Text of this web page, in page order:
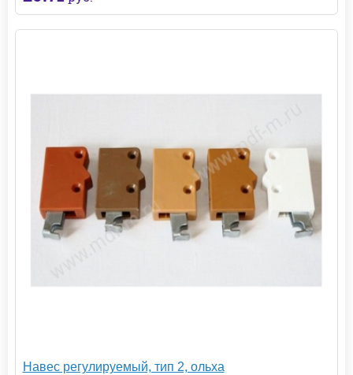
Навес регулируемый, тип 2, ольха